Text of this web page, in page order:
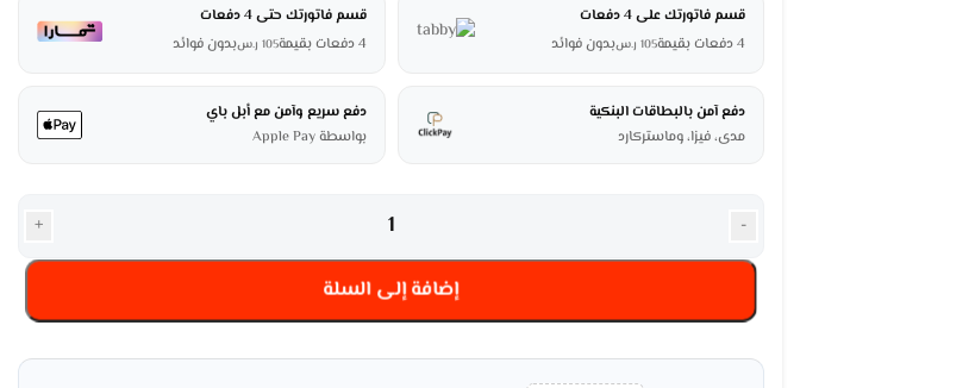
قسم فاتورتك على 4 دفعات
4 دفعات بقيمة
105 ر.سبدون فوائد
قسم فاتورتك حتى 4 دفعات
4 دفعات بقيمة
105 ر.سبدون فوائد
دفع آمن بالبطاقات البنكية
مدى، فيزا، وماستركارد
دفع سريع وآمن مع أبل باي
بواسطة Apple Pay
-
+
إضافة إلى السلة